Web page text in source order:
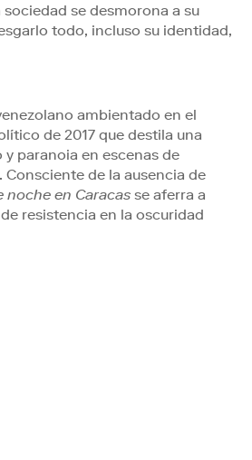
se desmorona a su
todo, incluso su identidad,
ambientado en el
de 2017 que destila una
paranoia en escenas de
Consciente de la ausencia de
noche en Caracas se aferra a
resistencia en la oscuridad